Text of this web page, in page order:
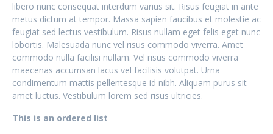
libero nunc consequat interdum varius sit. Risus feugiat in ante
metus dictum at tempor. Massa sapien faucibus et molestie ac
feugiat sed lectus vestibulum. Risus nullam eget felis eget nunc
lobortis. Malesuada nunc vel risus commodo viverra. Amet
commodo nulla facilisi nullam. Vel risus commodo viverra
maecenas accumsan lacus vel facilisis volutpat. Urna
condimentum mattis pellentesque id nibh. Aliquam purus sit
amet luctus. Vestibulum lorem sed risus ultricies.
This is an ordered list